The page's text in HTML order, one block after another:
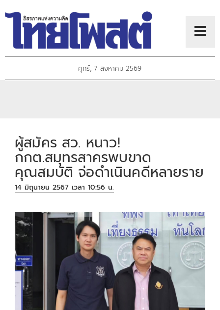
ศุกร์, 7 สิงหาคม 2569
ผู้สมัคร สว. หนาว!
กกต.สมุทรสาครพบขาด
คุณสมบัติ จ่อดำเนินคดีหลายราย
14 มิถุนายน 2567 เวลา 10:56 น.